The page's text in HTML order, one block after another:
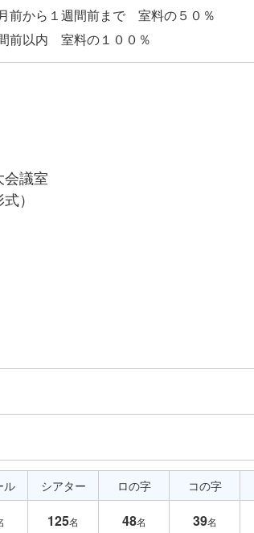
前から１週間前まで 室料の５０％
議室
）
ル シアター
125名
ロの字
48名
コの字
39名